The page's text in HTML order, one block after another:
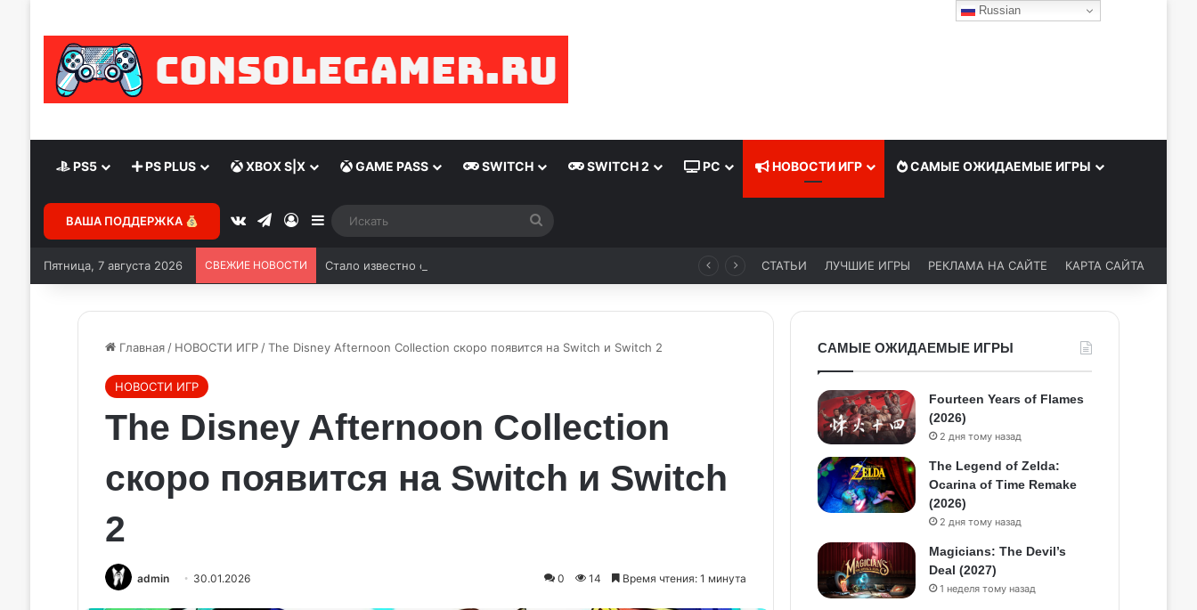
PS5 PS PLUS XBOX S|X GAME PASS SWITCH SWITCH 2 PC НОВОСТИ ИГР САМЫЕ ОЖИДАЕМЫЕ ИГРЫ
ВАША ПОДДЕРЖКА
Пятница, 7 августа 2026 СВЕЖИЕ НОВОСТИ СТАТЬИ ЛУЧШИЕ ИГРЫ РЕКЛАМА НА САЙТЕ КАРТА САЙТА
Главная / НОВОСТИ ИГР /The Disney Afternoon Collection скоро появится на Switch и Switch 2
НОВОСТИ ИГР
The Disney Afternoon Collection
скоро появится на Switch и Switch
2
admin 30.01.2026 0 14 Время чтения: 1 минута
САМЫЕ ОЖИДАЕМЫЕ ИГРЫ
Fourteen Years of Flames
(2026)
2 дня тому назад
The Legend of Zelda:
Ocarina of Time Remake
(2026)
2 дня тому назад
Magicians: The Devil’s
Deal (2027)
1 неделя тому назад
Russian